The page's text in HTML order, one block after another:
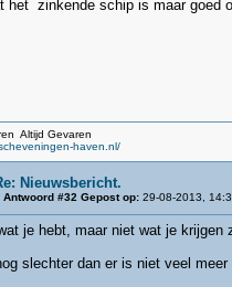
het zinkende schip is maar goed
Altijd Gevaren
haven.nl/
Nieuwsbericht.
Antwoord #32 Gepost op:29-08-2013,
je hebt, maar niet wat je krijgen
slechter dan er is niet veel